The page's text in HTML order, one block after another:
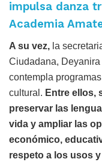
impulsa danza
Academia
A su vez, la
Ciudadana,
contempla
cultural. Entre ellos,
preservar las
vida y ampliar las
económico,
respeto a los usos